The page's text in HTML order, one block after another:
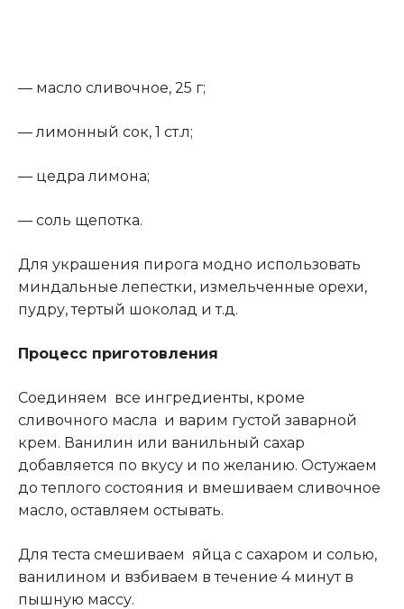
— масло сливочное, 25 г;
— лимонный сок, 1 ст.л;
— цедра лимона;
— соль щепотка.
Для украшения пирога модно использовать
миндальные лепестки, измельченные орехи,
пудру, тертый шоколад и т.д.
Процесс приготовления
Соединяем все ингредиенты, кроме
сливочного масла и варим густой заварной
крем. Ванилин или ванильный сахар
добавляется по вкусу и по желанию. Остужаем
до теплого состояния и вмешиваем сливочное
масло, оставляем остывать.
Для теста смешиваем яйца с сахаром и солью,
ванилином и взбиваем в течение 4 минут в
пышную массу.